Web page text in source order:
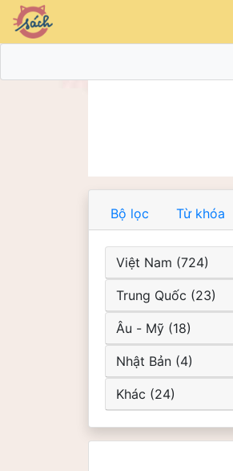
Bộ lọc Từ khóa
Việt Nam (724)
Trung Quốc (23)
Âu - Mỹ (18)
Nhật Bản (4)
Khác (24)